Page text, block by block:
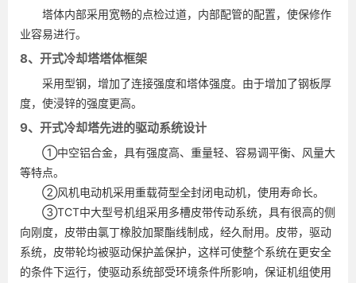
塔体内部采用宽畅的点检过道，内部配管的配置，使保修作
业容易进行。
8、开式冷却塔塔体框架
采用型钢，增加了连接强度和塔体强度。由于增加了钢板厚
度，使浸锌的强度更高。
9、开式冷却塔先进的驱动系统设计
①中空铝合金，具有强度高、重量轻、容易调平衡、风量大
等特点。
②风机电动机采用重载荷型全封闭电动机，使用寿命长。
③TCT中大型号机组采用多槽皮带传动系统，具有很高的侧
向刚度，皮带由氯丁橡胶加聚酯线制成，经久耐用。皮带，驱动
系统，皮带轮均被驱动保护盖保护，这样可使整个系统在更安全
的条件下运行，使驱动系统部受环境条件所影响，保证机组使用